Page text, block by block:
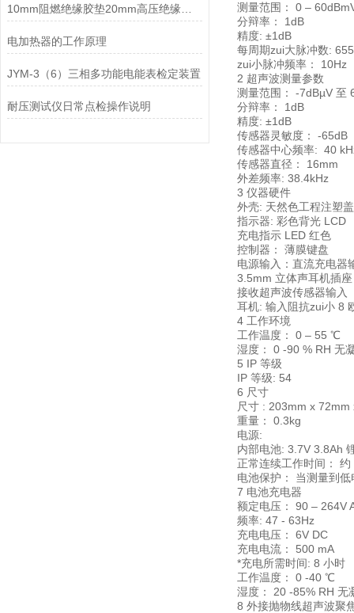
10mm阻燃绝缘胶垫20mm高压绝缘垫66KV高压绝缘垫
电加热器的工作原理
JYM-3（6）三相多功能电能表检定装置
耐压测试仪日常点检操作说明
测量范围： 0 –
分辩率： 1dB
精度: ±1dB
每周期zui大脉冲数:
zui小脉冲频率： 10Hz
2 超声波测量参数
测量范围： -7dBµV 至
分辩率： 1dB
精度: ±1dB
传感器灵敏度： -65dB
传感器中心频率: 40
传感器直径： 16mm
外差频率: 38.4kHz
3 仪器硬件
外壳: 天然色工程注塑
指示器: 彩色背光 LCD
充电指示 LED 红色
控制器： 薄膜键盘
电源输入：直流充电器
3.5mm 立体声耳机插
接收超声波传感器输入
耳机: 输入阻抗zui小 8
4 工作环境
工作温度： 0 – 55 ℃
湿度： 0 -90 % RH 无
5 IP 等级
IP 等级: 54
6 尺寸
尺寸 : 203mm x
重量： 0.3kg
电源:
内部电池: 3.7V 3.8Ah
正常连续工作时间：
电池保护： 当测量到
7 电池充电器
额定电压： 90 – 264V
频率: 47 - 63Hz
充电电压： 6V DC
充电电流： 500 mA
*充电所需时间: 8 小时
工作温度： 0 -40 ℃
湿度： 20 -85% RH 无
8 外接抛物线超声波聚